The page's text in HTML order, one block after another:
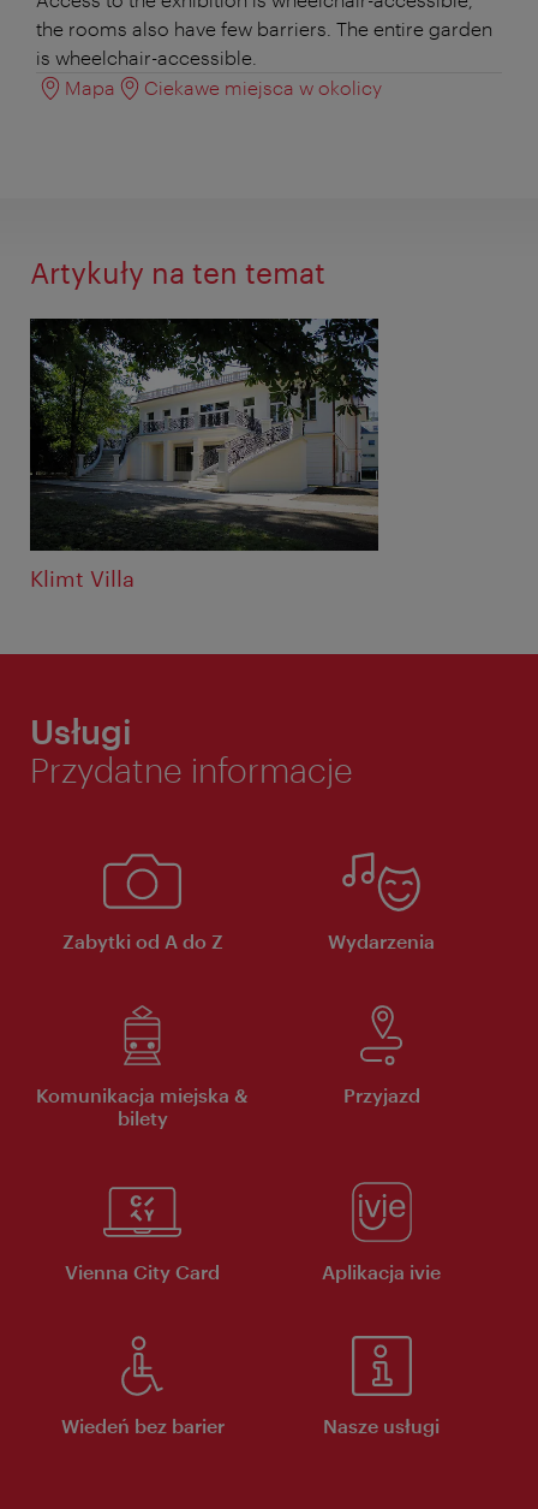
the rooms also have few barriers. The entire garden
is wheelchair-accessible.
Mapa
Ciekawe miejsca w okolicy
Artykuły na ten temat
Klimt Villa
Usługi
Przydatne informacje
Zabytki od A do Z Wydarzenia
Komunikacja miejska &
bilety
Przyjazd
Vienna City Card Aplikacja ivie
Wiedeń bez barier Nasze usługi